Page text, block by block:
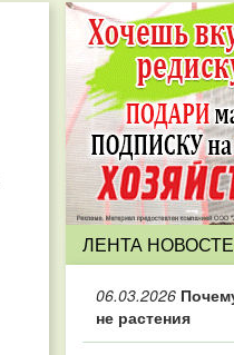
ЛЕНТА
06.03.2026
не растения